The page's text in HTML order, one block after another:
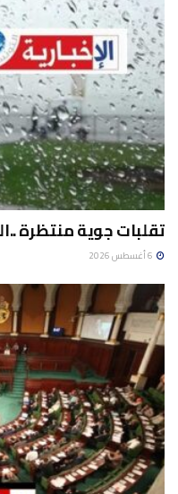
تقلبات جوية منتظرة